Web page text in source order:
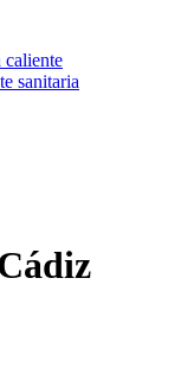
caliente
sanitaria